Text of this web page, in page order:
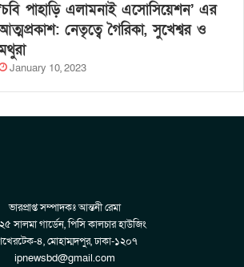
‘চবি পাহাড়ি এলামনাই এসোসিয়েশন’ এর
নেতৃত্বে গৈরিকা, সুখেশ্বর ও
January 10, 2023
ভারপ্রাপ্ত সম্পাদকঃ আন্তনী রেমা
সালমা গার্ডেন, পিসি কালচার হাউজিং
৪, মোহাম্মদপুর, ঢাকা-১২০৭
ipnewsbd@gmail.com